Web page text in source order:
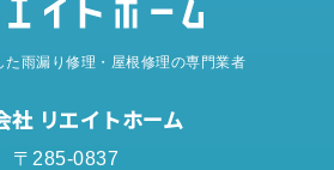
た雨漏り修理・屋根修理の専門業者
社 リエイトホーム
〒285-0837